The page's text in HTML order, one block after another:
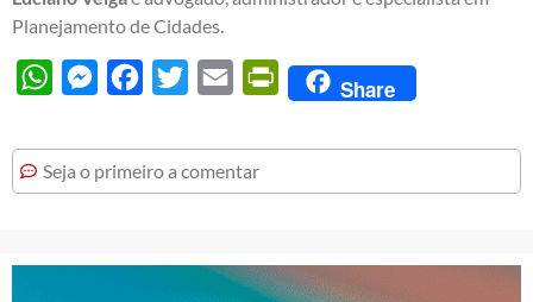
Planejamento de Cidades.
WhatsAppMessengerFacebook
Twitter Email PrintFriendly
Share
Seja o primeiro a comentar